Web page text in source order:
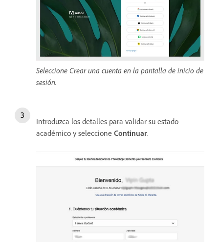
Seleccione Crear una cuenta en la pantalla de inicio de
sesión.
Introduzca los detalles para validar su estado
académico y seleccione Continuar.